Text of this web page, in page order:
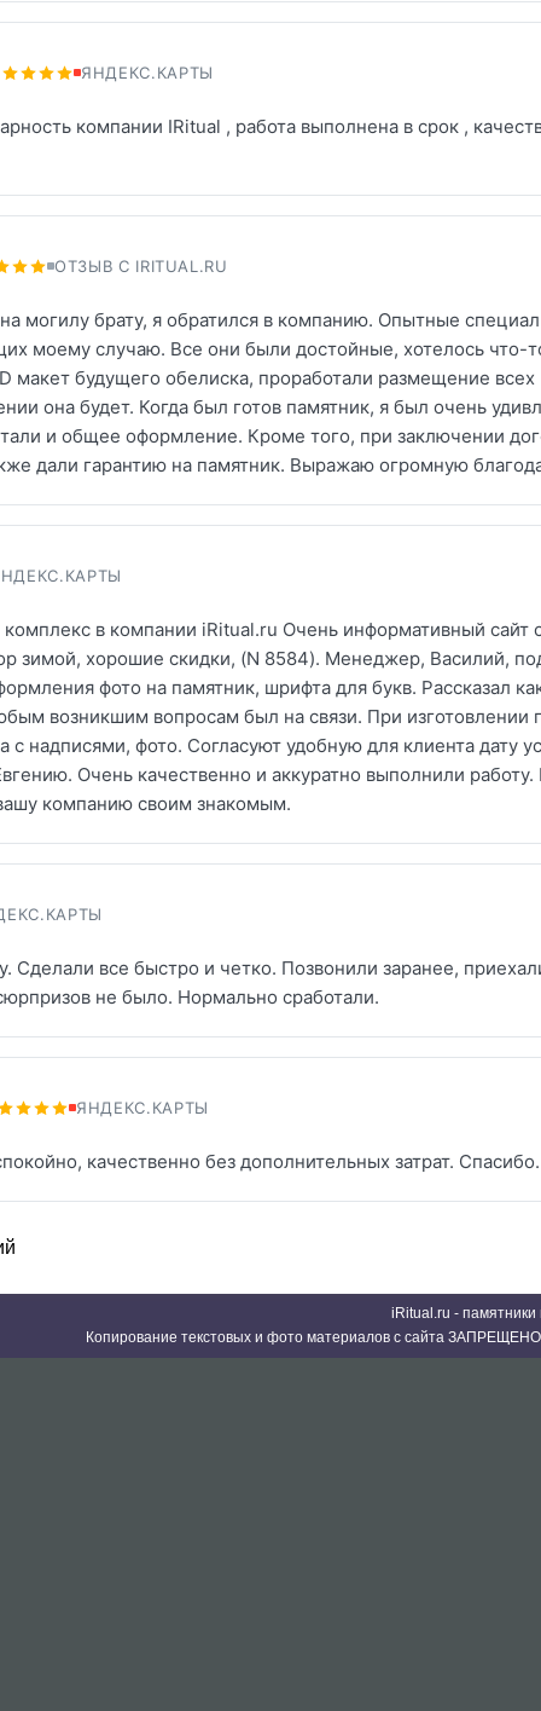
ЯНДЕКС.КАРТЫ
компании IRitual , работа выполнена в срок ,
ОТЗЫВ С IRITUAL.RU
могилу брату, я обратился в компанию. Опытные
моему случаю. Все они были достойные, хотелось
макет будущего обелиска, проработали размещение
она будет. Когда был готов памятник, я был очень
и общее оформление. Кроме того, при заключении
дали гарантию на памятник. Выражаю огромную
в компании iRitual.ru Очень информативный
зимой, хорошие скидки, (N 8584). Менеджер, Василий,
фото на памятник, шрифта для букв. Рассказал
возникшим вопросам был на связи. При изготовлении
надписями, фото. Согласуют удобную для клиента дату
Очень качественно и аккуратно выполнили
компанию своим знакомым.
Сделали все быстро и четко. Позвонили заранее,
не было. Нормально сработали.
ЯНДЕКС.КАРТЫ
качественно без дополнительных затрат. Спасибо.
iRitual.ru -
Копирование текстовых и фото материалов с сайта